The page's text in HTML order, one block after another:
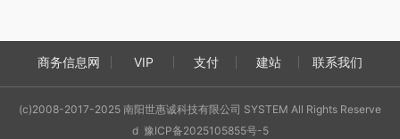
商务信息网 VIP 支付 建站 联系我们
(c)2008-2017-2025 南阳世惠诚科技有限公司 SYSTEM All Rights Reserve
d 豫ICP备2025105855号-5